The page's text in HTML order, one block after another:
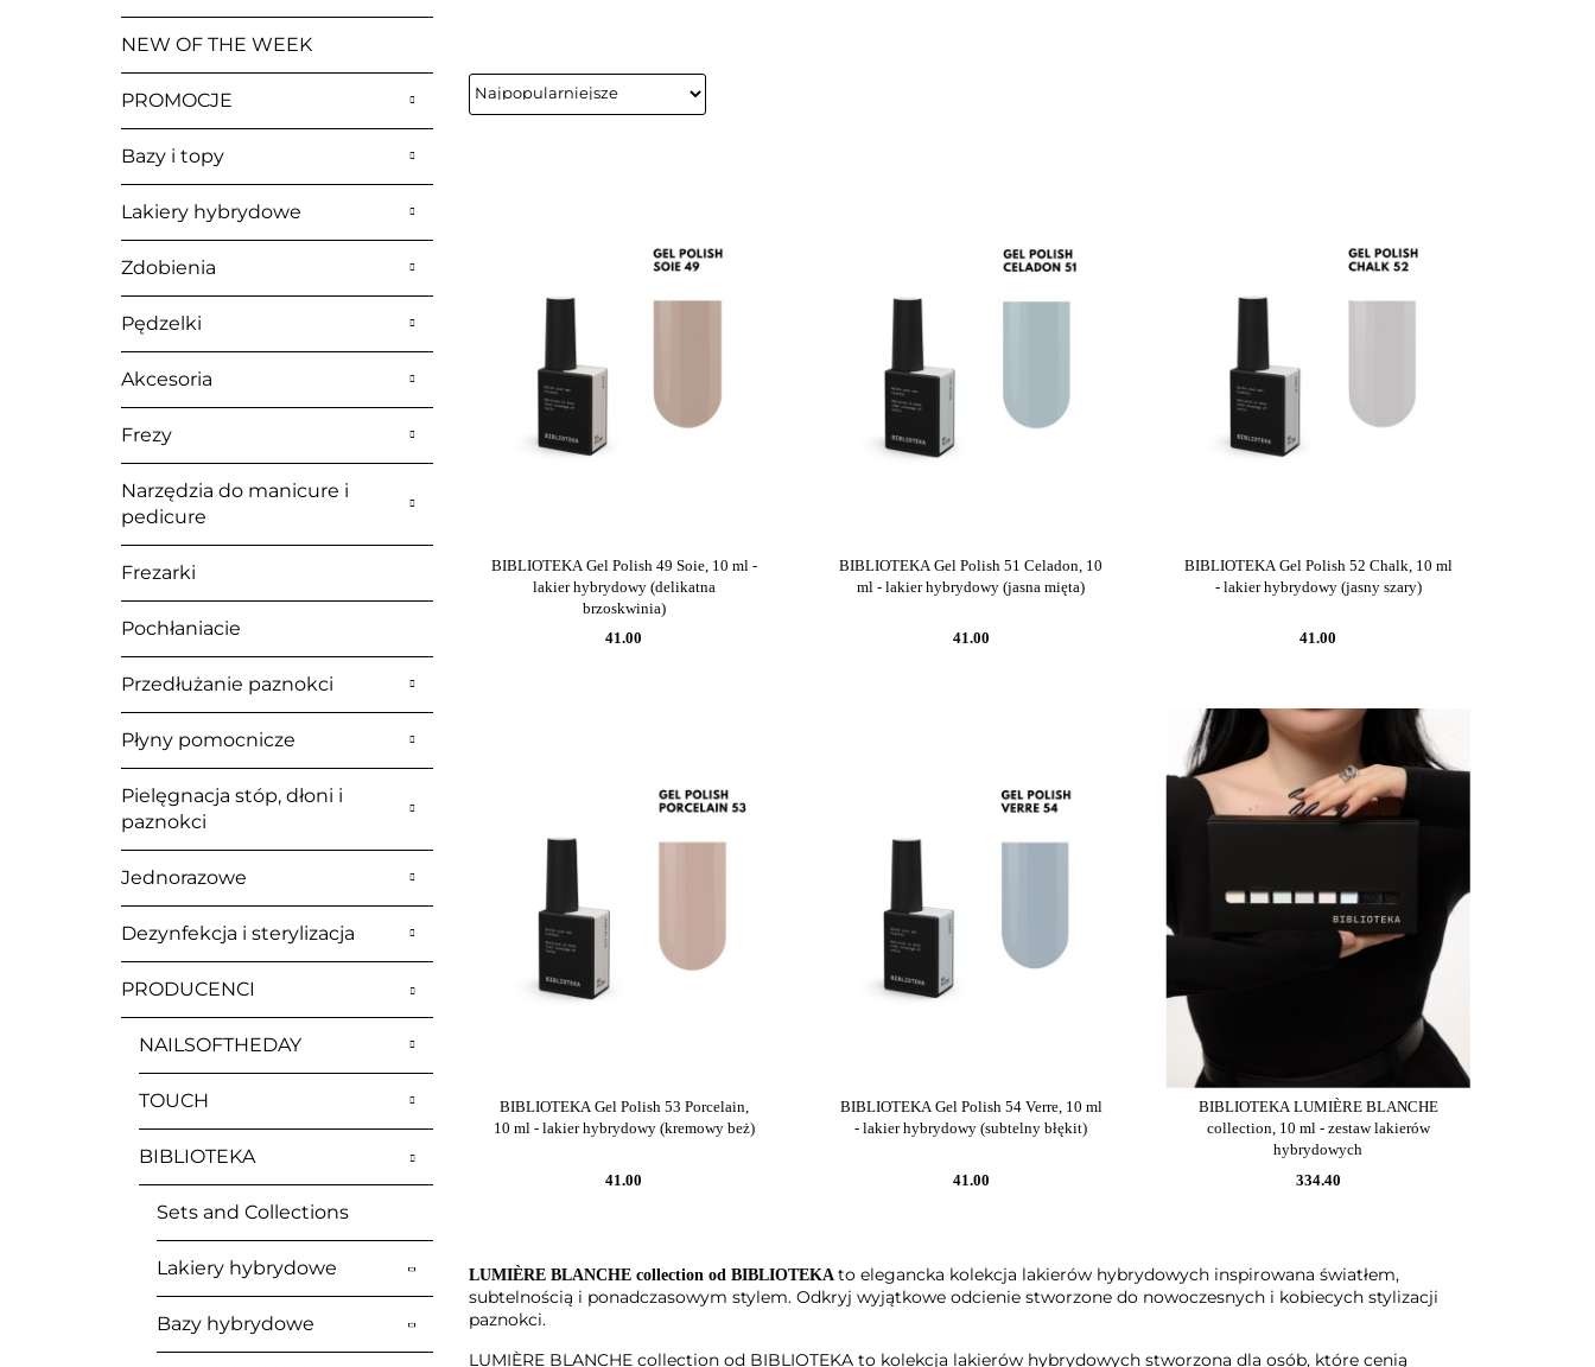
NEW OF THE WEEK
PROMOCJE
Bazy i topy
Lakiery hybrydowe
Zdobienia
Pędzelki
Akcesoria
Frezy
Narzędzia do manicure i
pedicure
Frezarki
Pochłaniacie
Przedłużanie paznokci
Płyny pomocnicze
Pielęgnacja stóp, dłoni i
paznokci
Jednorazowe
Dezynfekcja i sterylizacja
PRODUCENCI
NAILSOFTHEDAY
TOUCH
BIBLIOTEKA
Sets and Collections
Lakiery hybrydowe
Bazy hybrydowe
BIBLIOTEKA Gel Polish 49 Soie, 10 ml -
lakier hybrydowy (delikatna
brzoskwinia)
41.00
BIBLIOTEKA Gel Polish 51 Celadon, 10
ml - lakier hybrydowy (jasna mięta)
41.00
BIBLIOTEKA Gel Polish 52 Chalk, 10 ml
- lakier hybrydowy (jasny szary)
41.00
BIBLIOTEKA Gel Polish 53 Porcelain,
10 ml - lakier hybrydowy (kremowy beż)
41.00
BIBLIOTEKA Gel Polish 54 Verre, 10 ml
- lakier hybrydowy (subtelny błękit)
41.00
BIBLIOTEKA LUMIÈRE BLANCHE
collection, 10 ml - zestaw lakierów
hybrydowych
334.40
LUMIÈRE BLANCHE collection od BIBLIOTEKA to elegancka kolekcja lakierów hybrydowych inspirowana światłem,
subtelnością i ponadczasowym stylem. Odkryj wyjątkowe odcienie stworzone do nowoczesnych i kobiecych stylizacji
paznokci.
LUMIÈRE BLANCHE collection od BIBLIOTEKA to kolekcja lakierów hybrydowych stworzona dla osób, które cenią